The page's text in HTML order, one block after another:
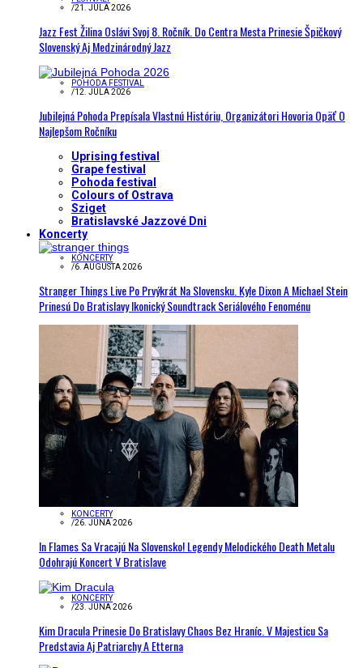
/21. JÚLA 2026
Jazz Fest Žilina Oslávi Svoj 8. Ročník. Do Centra Mesta Prinesie Špičkový
Slovenský Aj Medzinárodný Jazz
POHODA FESTIVAL
/12. JÚLA 2026
Jubilejná Pohoda Prepísala Vlastnú Históriu, Organizátori Hovoria Opäť O
Najlepšom Ročníku
Uprising festival
Grape festival
Pohoda festival
Colours of Ostrava
Sziget
Bratislavské Jazzové Dni
Koncerty
KONCERTY
/6. AUGUSTA 2026
Stranger Things Live Po Prvýkrát Na Slovensku. Kyle Dixon A Michael Stein
Prinesú Do Bratislavy Ikonický Soundtrack Seriálového Fenoménu
KONCERTY
/26. JÚNA 2026
In Flames Sa Vracajú Na Slovensko! Legendy Melodického Death Metalu
Odohrajú Koncert V Bratislave
KONCERTY
/23. JÚNA 2026
Kim Dracula Prinesie Do Bratislavy Chaos Bez Hraníc. V Majesticu Sa
Predstavia Aj Patriarchy A Etterna